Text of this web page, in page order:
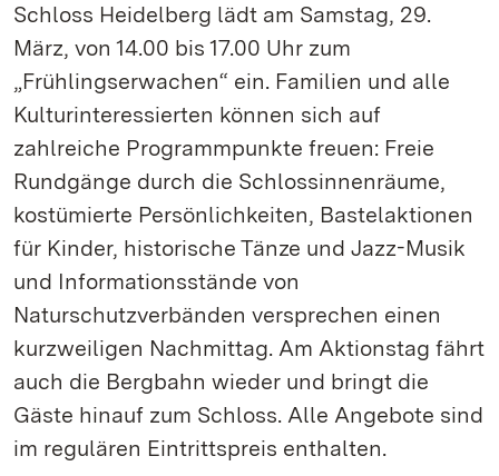
Schloss Heidelberg lädt am Samstag, 29.
März, von 14.00 bis 17.00 Uhr zum
„Frühlingserwachen“ ein. Familien und alle
Kulturinteressierten können sich auf
zahlreiche Programmpunkte freuen: Freie
Rundgänge durch die Schlossinnenräume,
kostümierte Persönlichkeiten, Bastelaktionen
für Kinder, historische Tänze und Jazz-Musik
und Informationsstände von
Naturschutzverbänden versprechen einen
kurzweiligen Nachmittag. Am Aktionstag fährt
auch die Bergbahn wieder und bringt die
Gäste hinauf zum Schloss. Alle Angebote sind
im regulären Eintrittspreis enthalten.